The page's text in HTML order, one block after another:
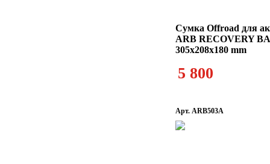
Сумка Offroad для
ARB RECOVERY
305x208x180 mm
5 800
Арт. ARB503A